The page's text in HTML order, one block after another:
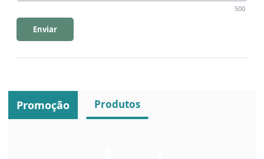
500
Enviar
Promoção Produtos